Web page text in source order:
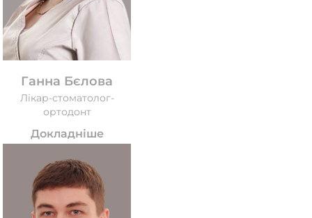
Ганна Бєлова
Лікар-стоматолог-
ортодонт
Докладніше